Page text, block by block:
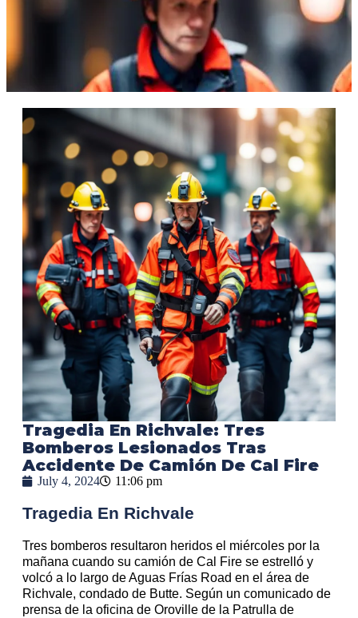
Tragedia En Richvale: Tres
Bomberos Lesionados Tras
Accidente De Camión De Cal Fire
July 4, 2024 11:06 pm
Tragedia En Richvale
Tres bomberos resultaron heridos el miércoles por la
mañana cuando su camión de Cal Fire se estrelló y
volcó a lo largo de Aguas Frías Road en el área de
Richvale, condado de Butte. Según un comunicado de
prensa de la oficina de Oroville de la Patrulla de